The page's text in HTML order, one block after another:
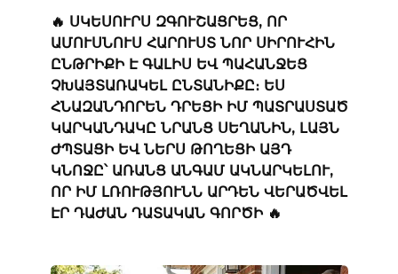
🔥 ՍԿԵՍՈՒՐՍ ԶԳՈՒՇԱՑՐԵՑ, ՈՐ
ԱՄՈՒՍՆՈՒՍ ՀԱՐՈՒՍՏ ՆՈՐ ՍԻՐՈՒՀԻՆ
ԸՆԹՐԻՔԻ Է ԳԱԼԻՍ ԵՎ ՊԱՀԱՆՋԵՑ
ՉԽԱՅՏԱՌԱԿԵԼ ԸՆՏԱՆԻՔԸ։ ԵՍ
ՀՆԱԶԱՆԴՈՐԵՆ ԴՐԵՑԻ ԻՄ ՊԱՏՐԱՍՏԱԾ
ԿԱՐԿԱՆԴԱԿԸ ՆՐԱՆՑ ՍԵՂԱՆԻՆ, ԼԱՅՆ
ԺՊՏԱՑԻ ԵՎ ՆԵՐՍ ԹՈՂԵՑԻ ԱՅԴ
ԿՆՈՋԸ՝ ԱՌԱՆՑ ԱՆԳԱՄ ԱԿՆԱՐԿԵԼՈՒ,
ՈՐ ԻՄ ԼՌՈՒԹՅՈՒՆՆ ԱՐԴԵՆ ՎԵՐԱԾՎԵԼ
ԷՐ ԴԱԺԱՆ ԴԱՏԱԿԱՆ ԳՈՐԾԻ 🔥